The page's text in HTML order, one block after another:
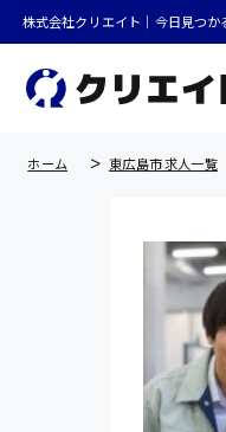
株式会社クリエイト｜今日見つか
ホーム 東広島市 求人一覧